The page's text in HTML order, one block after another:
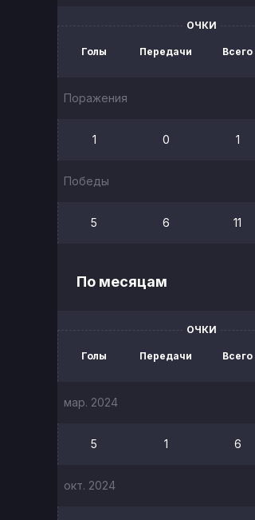
ОЧКИ
Голы Передачи Всего
Поражения
1 0 1
Победы
5 6 11
По месяцам
ОЧКИ
Голы Передачи Всего
мар. 2024
5 1 6
окт. 2024